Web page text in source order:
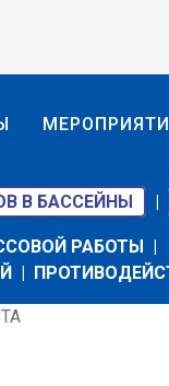
В БАССЕЙНЫ |
РАБОТЫ |
|